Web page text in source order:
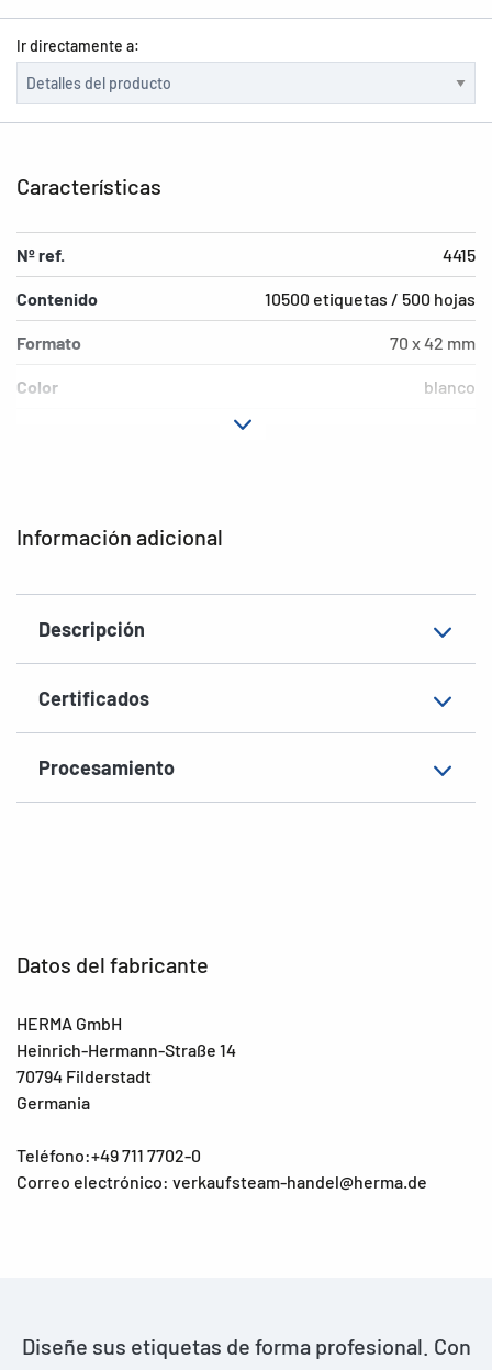
Ir directamente a:
Información adicional
Descripción
Certificados
Procesamiento
Características
Nº ref. 4415
Contenido 10500 etiquetas / 500 hojas
Formato 70 x 42 mm
Color blanco
Forma de las esquinas
Material Papel, mate
EAN 4008705044158
Datos del fabricante
HERMA GmbH
Heinrich-Hermann-Straße 14
70794 Filderstadt
Germania
Teléfono:+49 711 7702-0
Correo electrónico: verkaufsteam-handel@herma.de
Diseñe sus etiquetas de forma profesional. Con